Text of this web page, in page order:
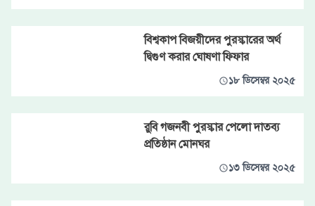
বিশ্বকাপ বিজয়ীদের পুরস্কারের অর্থ
দ্বিগুণ করার ঘোষণা ফিফার
১৮ ডিসেম্বর ২০২৫
রুবি গজনবী পুরস্কার পেলো দাতব্য
প্রতিষ্ঠান মোনঘর
১৩ ডিসেম্বর ২০২৫